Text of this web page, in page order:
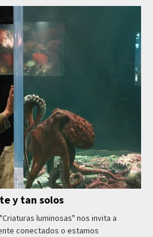
y tan solos
luminosas" nos invita a
conectados o estamos